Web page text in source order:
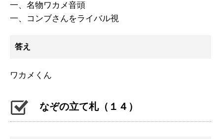
一、名物ワカメ音頭
一、コンブさんをライバル視
答え
ワカメくん
なぞの立て札（１４）